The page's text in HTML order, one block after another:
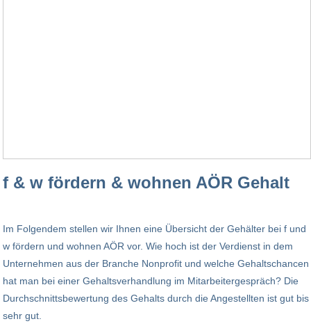
f & w fördern & wohnen AÖR Gehalt
Im Folgendem stellen wir Ihnen eine Übersicht der Gehälter bei f und
w fördern und wohnen AÖR vor. Wie hoch ist der Verdienst in dem
Unternehmen aus der Branche Nonprofit und welche Gehaltschancen
hat man bei einer Gehaltsverhandlung im Mitarbeitergespräch? Die
Durchschnittsbewertung des Gehalts durch die Angestellten ist gut bis
sehr gut.